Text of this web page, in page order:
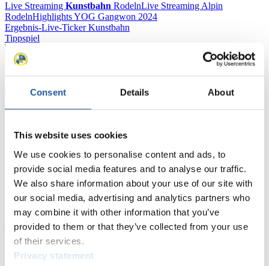
Consent Details About
This website uses cookies
We use cookies to personalise content and ads, to
provide social media features and to analyse our traffic.
We also share information about your use of our site with
our social media, advertising and analytics partners who
may combine it with other information that you’ve
provided to them or that they’ve collected from your use
of their services.
Privacy statement
Live Streaming Kunstbahn RodelnLive Streaming Alpin
RodelnHighlights YOG Gangwon 2024
Ergebnis-Live-Ticker Kunstbahn
Tippspiel
Naturbahn
haben Zugriff auf Athletenbiographien und Informationen zu
Wettkämpfen. Außerdem können Sie Ihre Medienakkreditierung
beantragen, die Grundregeln des Rennrodelsports einsehen und
allgemeine Neuigkeiten einholen.
Für Nationale Verbände